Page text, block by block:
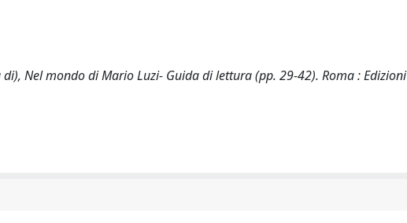
Nel mondo di Mario Luzi- Guida di lettura (pp. 29-42). Roma : Edizioni